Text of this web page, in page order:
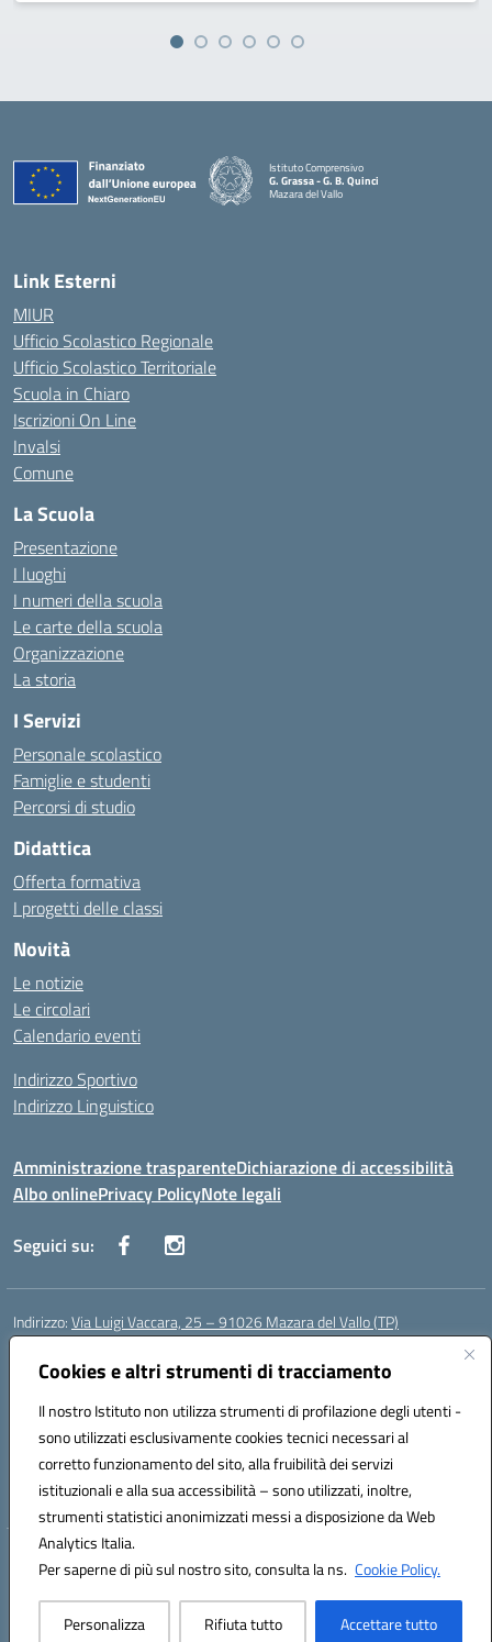
Cookies e altri strumenti di tracciamento
Il nostro Istituto non utilizza strumenti di profilazione degli utenti -
sono utilizzati esclusivamente cookies tecnici necessari al
corretto funzionamento del sito, alla fruibilità dei servizi
istituzionali e alla sua accessibilità – sono utilizzati, inoltre,
strumenti statistici anonimizzati messi a disposizione da Web
Analytics Italia.
Per saperne di più sul nostro sito, consulta la ns. Cookie Policy.
Personalizza Rifiuta tutto Accettare tutto
Istituto Comprensivo
G. Grassa - G. B. Quinci
Mazara del Vallo
Link Esterni
MIUR
Ufficio Scolastico Regionale
Ufficio Scolastico Territoriale
Scuola in Chiaro
Iscrizioni On Line
Invalsi
Comune
La Scuola
Presentazione
I luoghi
I numeri della scuola
Le carte della scuola
Organizzazione
La storia
I Servizi
Personale scolastico
Famiglie e studenti
Percorsi di studio
Didattica
Offerta formativa
I progetti delle classi
Novità
Le notizie
Le circolari
Calendario eventi
Indirizzo Sportivo
Indirizzo Linguistico
Amministrazione trasparenteDichiarazione di accessibilità
Albo onlinePrivacy PolicyNote legali
Seguici su:
Indirizzo:Via Luigi Vaccara, 25 – 91026 Mazara del Vallo (TP)
Centralino:
Posta elettronica certificata (PEC):tpic843007@pec.istruzione.it
Codice fiscale: 91036660818
Codice meccanografico:tpic843007
Codice Indice delle Pubbliche Amministrazioni (IPA): icggp
Codice unico di fatturazione (CUF): UFYPS3
Hosting & Powered by 3D Solution S.r.l.
Concept & Design by Designers Italia